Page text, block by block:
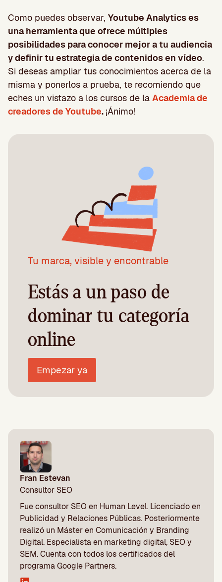
Como puedes observar, Youtube Analytics es
una herramienta que ofrece múltiples
posibilidades para conocer mejor a tu audiencia
y definir tu estrategia de contenidos en vídeo.
Si deseas ampliar tus conocimientos acerca de la
misma y ponerlos a prueba, te recomiendo que
eches un vistazo a los cursos de la Academia de
creadores de Youtube. ¡Ánimo!
Tu marca, visible y encontrable
Estás a un paso de
dominar tu categoría
online
Empezar ya
Fran Estevan
Consultor SEO
Fue consultor SEO en Human Level. Licenciado en
Publicidad y Relaciones Públicas. Posteriormente
realizó un Máster en Comunicación y Branding
Digital. Especialista en marketing digital, SEO y
SEM. Cuenta con todos los certificados del
programa Google Partners.